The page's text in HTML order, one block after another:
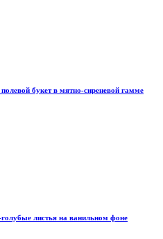
букет в мятно-сиреневой гамме
листья на ванильном фоне